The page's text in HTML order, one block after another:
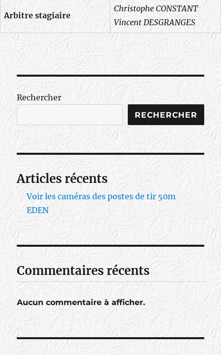
Arbitre stagiaire
Christophe CONSTANT
Vincent DESGRANGES
Rechercher
RECHERCHER
Articles récents
Voir les caméras des postes de tir 50m
EDEN
Commentaires récents
Aucun commentaire à afficher.